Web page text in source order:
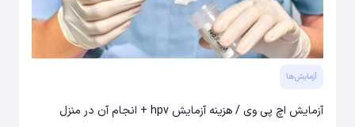
آزمایش‌‌ها
آزمایش اچ پی وی / هزینه آزمایش hpv + انجام آن در منزل